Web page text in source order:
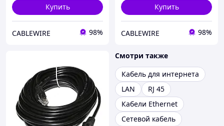
Купить
CABLEWIRE 98%
Купить
CABLEWIRE 98%
Смотри также
Кабель для интернета
LAN
RJ 45
Кабели Ethernet
Сетевой кабель